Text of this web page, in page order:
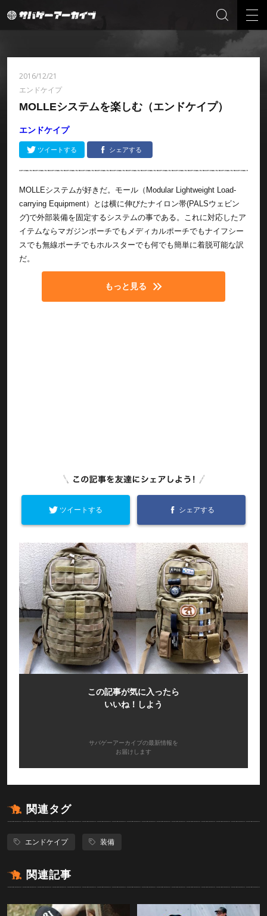
2016/12/21
エンドケイプ
MOLLEシステムを楽しむ（エンドケイプ）
エンドケイプ
ツイートする シェアする
MOLLEシステムが好きだ。モール（Modular Lightweight Load-
carrying Equipment）とは横に伸びたナイロン帯(PALSウェビン
グ)で外部装備を固定するシステムの事である。これに対応したア
イテムならマガジンポーチでもメディカルポーチでもナイフシー
スでも無線ポーチでもホルスターでも何でも簡単に着脱可能な訳
だ。
もっと見る
ツイートする シェアする
この記事が気に入ったら
いいね！しよう
サバゲーアーカイブの最新情報を
お届けします
関連タグ
エンドケイプ 装備
関連記事